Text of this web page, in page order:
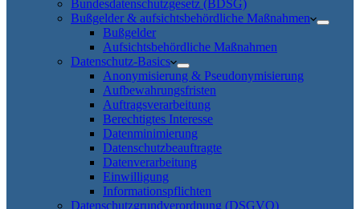
Bundesdatenschutzgesetz (BDSG)
Bußgelder & aufsichtsbehördliche Maßnahmen
Bußgelder
Aufsichtsbehördliche Maßnahmen
Datenschutz-Basics
Anonymisierung & Pseudonymisierung
Aufbewahrungsfristen
Auftragsverarbeitung
Berechtigtes Interesse
Datenminimierung
Datenschutzbeauftragte
Datenverarbeitung
Einwilligung
Informationspflichten
Datenschutzgrundverordnung (DSGVO)